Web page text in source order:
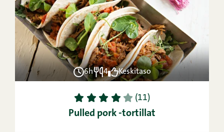
6h 4 Keskitaso
1 2 3 4 5 (11)
Pulled pork -tortillat